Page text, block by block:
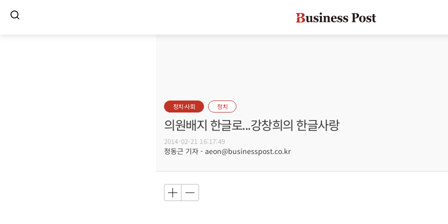
정치·사회 정치
의원배지 한글로...강창희의 한글사랑
2014-02-21 16:17:49
정동근 기자 - aeon@businesspost.co.kr